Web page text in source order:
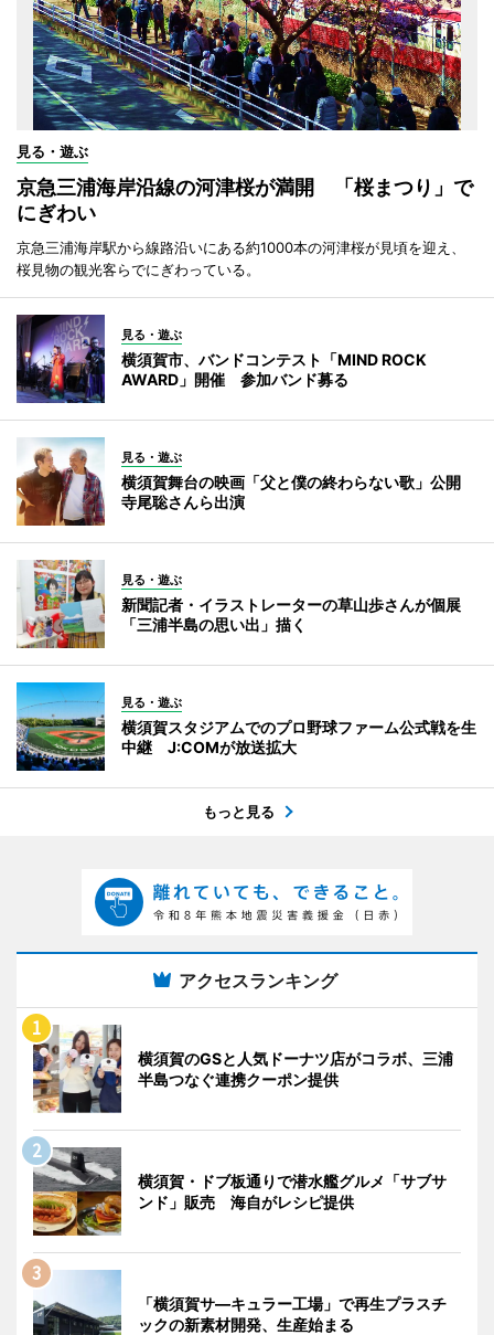
見る・遊ぶ
京急三浦海岸沿線の河津桜が満開 「桜まつり」で
にぎわい
京急三浦海岸駅から線路沿いにある約1000本の河津桜が見頃を迎え、
桜見物の観光客らでにぎわっている。
見る・遊ぶ
横須賀市、バンドコンテスト「MIND ROCK
AWARD」開催 参加バンド募る
見る・遊ぶ
横須賀舞台の映画「父と僕の終わらない歌」公開
寺尾聡さんら出演
見る・遊ぶ
新聞記者・イラストレーターの草山歩さんが個展
「三浦半島の思い出」描く
見る・遊ぶ
横須賀スタジアムでのプロ野球ファーム公式戦を生
中継 J:COMが放送拡大
もっと見る
アクセスランキング
横須賀のGSと人気ドーナツ店がコラボ、三浦
半島つなぐ連携クーポン提供
横須賀・ドブ板通りで潜水艦グルメ「サブサ
ンド」販売 海自がレシピ提供
「横須賀サ―キュラー工場」で再生プラスチ
ックの新素材開発、生産始まる